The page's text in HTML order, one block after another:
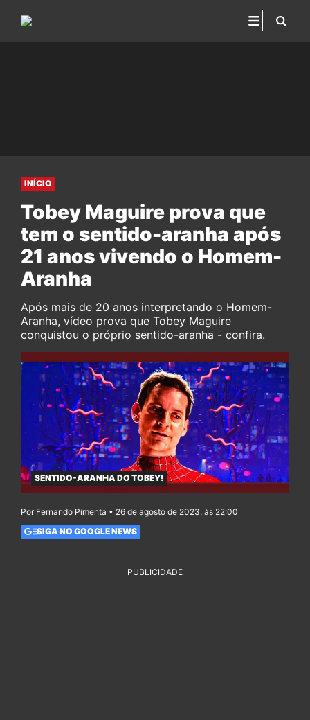
INÍCIO
Tobey Maguire prova que
tem o sentido-aranha após
21 anos vivendo o Homem-
Aranha
Após mais de 20 anos interpretando o Homem-
Aranha, vídeo prova que Tobey Maguire
conquistou o próprio sentido-aranha - confira.
SENTIDO-ARANHA DO TOBEY!
Por Fernando Pimenta • 26 de agosto de 2023, às 22:00
SIGA NO GOOGLE NEWS
PUBLICIDADE